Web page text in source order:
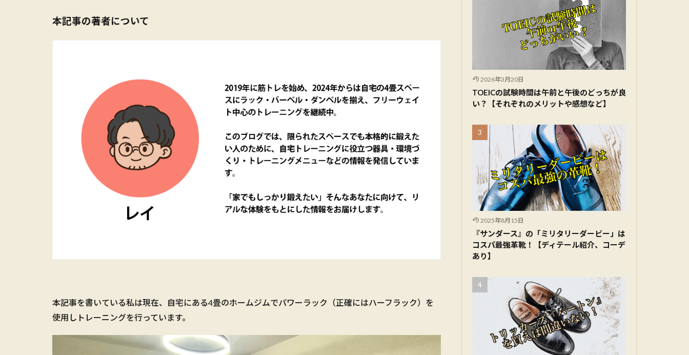
本記事の著者について
本記事を書いている私は現在、自宅にある4畳のホームジムでパワーラック（正確にはハーフラック）を
使用しトレーニングを行っています。
2026年3月20日
TOEICの試験時間は午前と午後のどっちが良
い？【それぞれのメリットや感想など】
2025年8月15日
『サンダース』の「ミリタリーダービー」は
コスパ最強革靴！【ディテール紹介、コーデ
あり】